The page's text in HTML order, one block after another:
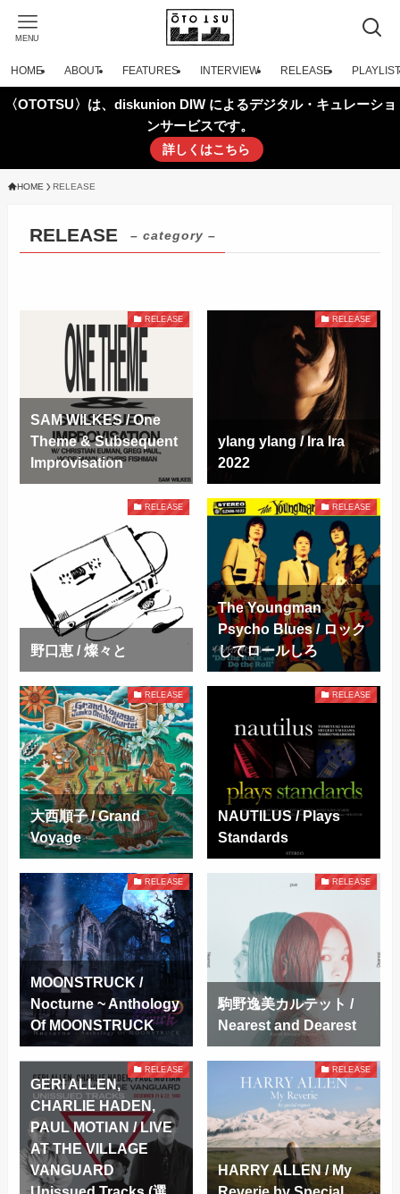
MENU
HOME ABOUT FEATURES INTERVIEW RELEASE PLAYLIST
〈OTOTSU〉は、diskunion DIW によるデジタル・キュレーショ
ンサービスです。
詳しくはこちら
HOME RELEASE
RELEASE – category –
RELEASE
SAM WILKES / One
Theme & Subsequent
Improvisation
RELEASE
ylang ylang / Ira Ira
2022
RELEASE
野口恵 / 燦々と
RELEASE
The Youngman
Psycho Blues / ロック
してロールしろ
RELEASE
大西順子 / Grand
Voyage
RELEASE
NAUTILUS / Plays
Standards
RELEASE
MOONSTRUCK /
Nocturne ~ Anthology
Of MOONSTRUCK
RELEASE
駒野逸美カルテット /
Nearest and Dearest
RELEASE
GERI ALLEN,
CHARLIE HADEN,
PAUL MOTIAN / LIVE
AT THE VILLAGE
VANGUARD
RELEASE
HARRY ALLEN / My